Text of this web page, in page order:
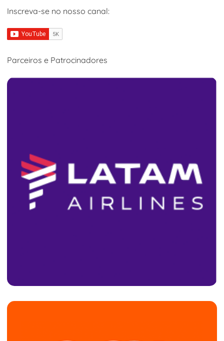
Inscreva-se no nosso canal:
Parceiros e Patrocinadores